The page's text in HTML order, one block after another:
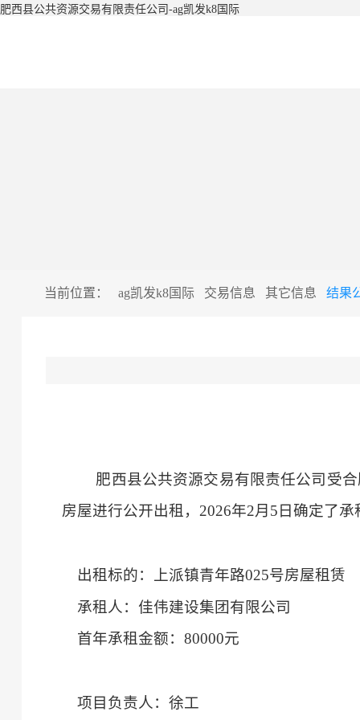
肥西县公共资源交易有限责任公司-ag凯发k8国际
当前位置： ag凯发k8国际 交易信息 其它信息 结果
肥西县公共资源交易有限责任公司 受
房屋进行公开出租，2026年2月5日确定了
出租标的：上派镇青年路025号房屋租赁
承租人：佳伟建设集团有限公司
首年承租金额： 80000元
项目负责人：徐工